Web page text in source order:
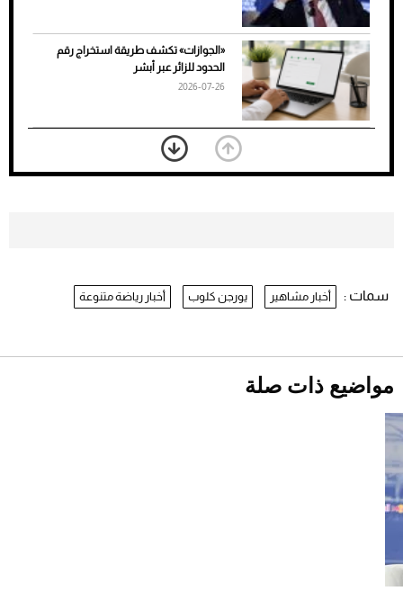
7 نصائح لاختيار لون البنطلون المناسب للقميص
الأسود
«الجوازات» تكشف طريقة استخراج رقم
الحدود للزائر عبر أبشر
2026-07-26
بعد 7 أشهر من تعرضه لحادث مروع.. جوشوا
يفوز على برينغا بـ"الضربة القاضية" (فيديو)
سمات : أخبار مشاهير يورجن كلوب أخبار رياضة متنوعة
مواضيع ذات صلة